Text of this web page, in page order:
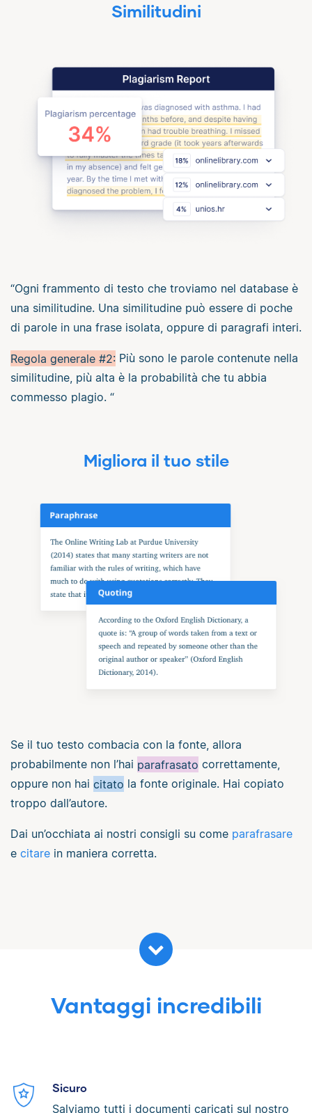
Similitudini
“Ogni frammento di testo che troviamo nel database è
una similitudine. Una similitudine può essere di poche
di parole in una frase isolata, oppure di paragrafi interi.
Regola generale #2: Più sono le parole contenute nella
similitudine, più alta è la probabilità che tu abbia
commesso plagio. “
Migliora il tuo stile
Se il tuo testo combacia con la fonte, allora
probabilmente non l’hai parafrasato correttamente,
oppure non hai citato la fonte originale. Hai copiato
troppo dall’autore.
Dai un’occhiata ai nostri consigli su come parafrasare
e citare in maniera corretta.
Vantaggi incredibili
Sicuro
Salviamo tutti i documenti caricati sul nostro